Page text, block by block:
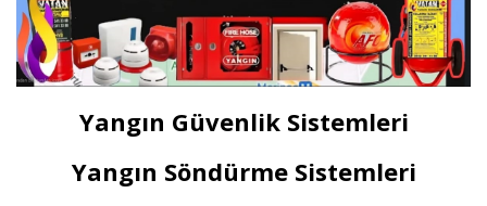
Bursa Hassas Yangın ve Duman
Dedektörü Çeşitleri
Bursa duman dedektörü ısı
dedektörü, (pilli duman
multisensörler ve yüksek tavanlı
yangın dedektörü satış ve
montajı.
Yangın Güvenlik Sistemleri
Yangın Söndürme Sistemleri